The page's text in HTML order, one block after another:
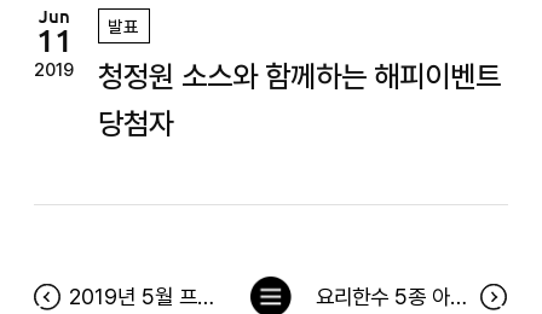
Jun
11
2019
발표
청정원 소스와 함께하는 해피이벤트
당첨자
2019년 5월 프렌즈 전용딜 당첨자 요리한수 5종 아이콘 찾기 당첨자
목